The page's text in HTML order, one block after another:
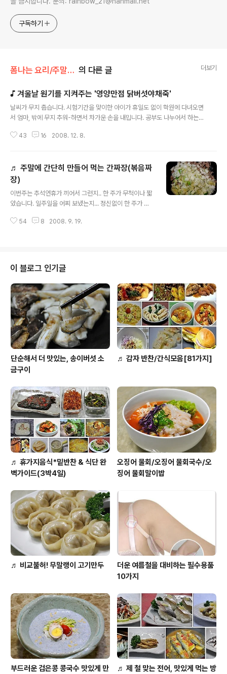
구독하기
폼나는 요리/주말일품 요리 의 다른 글 더보기
♪ 겨울날 원기를 지켜주는 '영양만점 닭버섯야채죽'
날씨가 무지 춥습니다. 시험기간을 맞이한 아이가 휴일도 없이 학원에 다녀오면
서 엄마, 밖에 무지 추워-하면서 차가운 손을 내밉니다. 공부도 나누어서 하는것
리로 원기가 떨어지지 않고 제 컨디션을 유지하도록 할 수 밖에..다 하고 지나가
닭죽을 끓였답니다. 예전과는 조금 차별화를 두어 토실토실한 닭을 푹 끓여 진
국이 되도록 국물을 우려내었고, 움직임이 적은 겨울이라 야채를 넣어 소화에
도움이 되도록 하였습니다. 그리하여 만들어진 것이 겨울날 원기를 지켜주는
'영양만점, 닭버섯야채죽' ..
43 16 2008. 12. 8.
♬ 주말에 간단히 만들어 먹는 간짜장(볶음짜
장)
이번주는 추석연휴가 끼어서 그런지.. 한 주가 무척이나 짧
았습니다. 일주일을 어찌 보냈는지... 정신없이 한 주가 바
이 지나고 나면.. 주말은 정말 로 기진맥진.. ㅋ 그럴때는 별
추천합니다. 깔끔한 엄마표 볶은짜장(간짜장)은 아이들의
입 맛에 잘 맞고, msg의 걱정에서 벗어날 수 있으며..가족
이 모인 주말에 딱입니다. [참고, 클릭하여 참고하세요.] ♬
주말엔..집에서 짜장밥 맛있게 만들어 드세요.♪ 야채짜장
볶음과 꽃빵, 주말 별식 수다모임에 잘 어울려요~! ◈ 주말
에 간단히 ..
54 8 2008. 9. 19.
이 블로그 인기글
단순해서 더 맛있는, 송이버섯 소
금구이
♬ 감자 반찬/간식모음[81가지]
♬ 휴가지음식*밑반찬 & 식단 완
벽가이드(3박4일)
오징어 물회/오징어 물회국수/오
징어 물회말이밥
♬ 비교불허! 무말랭이 고기만두
더운 여름철을 대비하는 필수용품
10가지
부드러운 검은콩 콩국수 맛있게 만 ♬ 제 철 맞는 전어, 맛있게 먹는 방